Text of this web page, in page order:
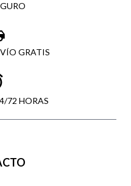
GRATIS
72 HORAS